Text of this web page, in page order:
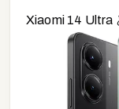
Xiaomi 14 Ultra